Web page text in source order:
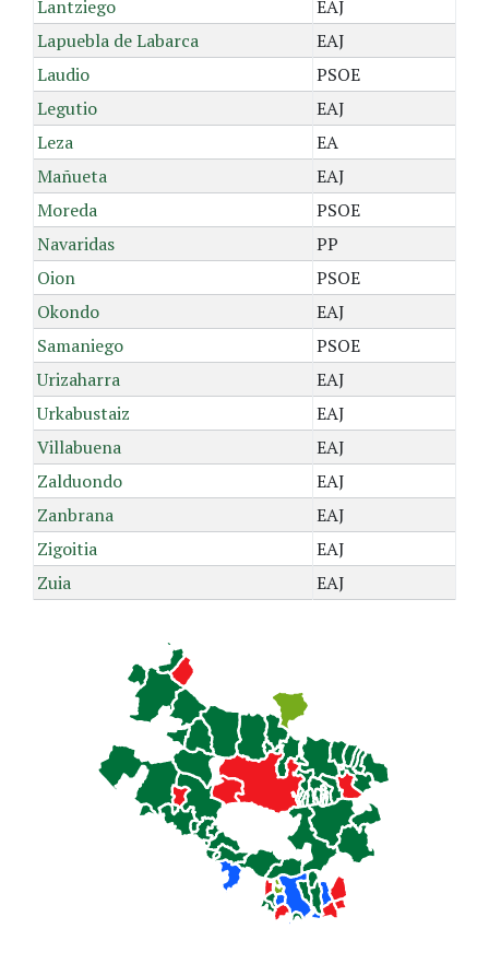
Lantziego
EAJ
Lapuebla de Labarca
EAJ
Laudio
PSOE
Legutio
EAJ
Leza
EA
Mañueta
EAJ
Moreda
PSOE
Navaridas
PP
Oion
PSOE
Okondo
EAJ
Samaniego
PSOE
Urizaharra
EAJ
Urkabustaiz
EAJ
Villabuena
EAJ
Zalduondo
EAJ
Zanbrana
EAJ
Zigoitia
EAJ
Zuia
EAJ